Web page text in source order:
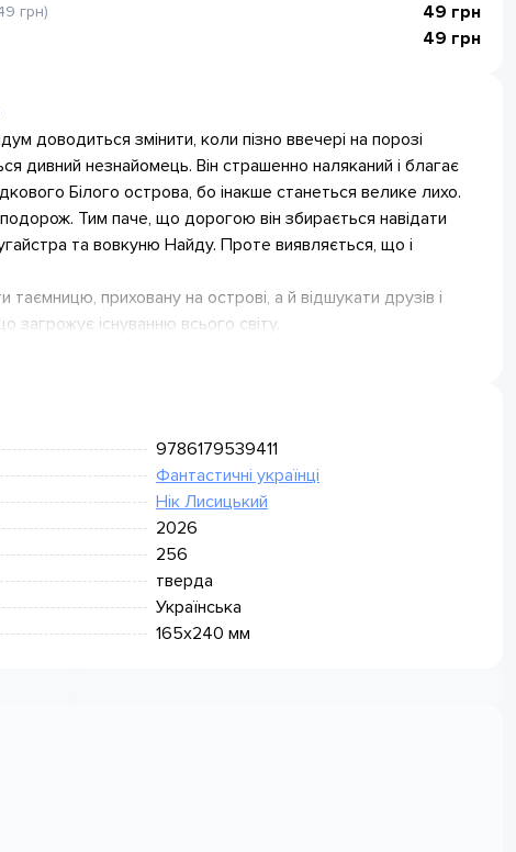
грн) 49 грн
49 грн
доводиться змінити, коли пізно ввечері на порозі
дивний незнайомець. Він страшенно наляканий і благає
Білого острова, бо інакше станеться велике лихо.
Тим паче, що дорогою він збирається навідати
та вовкуню Найду. Проте виявляється, що і
приховану на острові, а й відшукати друзів і
загрожує існуванню всього світу.
9786179539411
Фантастичні українці
Нік Лисицький
2026
256
тверда
Українська
165х240 мм